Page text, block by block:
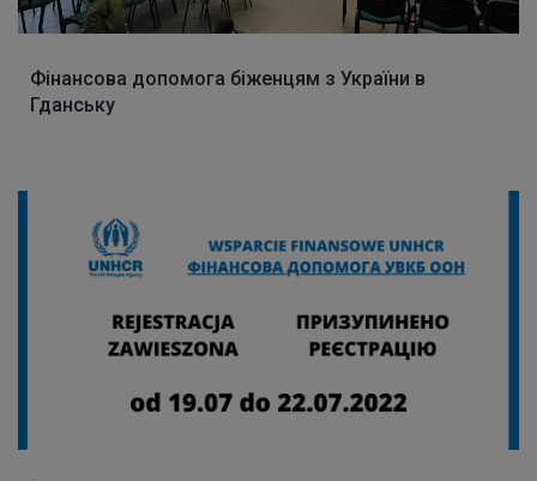
Фінансова допомога біженцям з України в
Гданську